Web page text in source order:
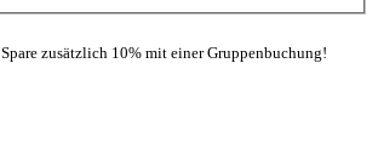
Spare zusätzlich 10% mit einer Gruppenbuchung!